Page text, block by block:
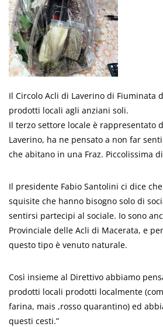
Il Circolo Acli di Laverino di Fiuminata
prodotti locali agli anziani soli.
Il terzo settore locale è rappresentato
Laverino, ha ne pensato a non far
che abitano in una Fraz. Piccolissima
Il presidente Fabio Santolini ci dice
squisite che hanno bisogno solo di
sentirsi partecipi al sociale. Io sono
Provinciale delle Acli di Macerata, e
questo tipo è venuto naturale.
Così insieme al Direttivo abbiamo
prodotti locali prodotti localmente
farina, mais ,rosso quarantino) ed
questi cesti.”